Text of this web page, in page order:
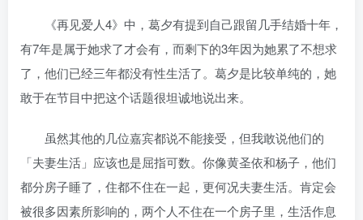
《再见爱人4》中，葛夕有提到自己跟留几手结婚十年，
有7年是属于她求了才会有，而剩下的3年因为她累了不想求
了，他们已经三年都没有性生活了。葛夕是比较单纯的，她
敢于在节目中把这个话题很坦诚地说出来。
虽然其他的几位嘉宾都说不能接受，但我敢说他们的
「夫妻生活」应该也是屈指可数。你像黄圣依和杨子，他们
都分房子睡了，住都不住在一起，更何况夫妻生活。肯定会
被很多因素所影响的，两个人不住在一个房子里，生活作息